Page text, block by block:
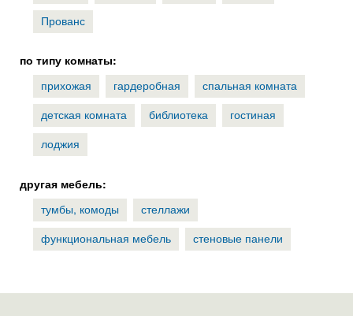
Прованс
по типу комнаты:
прихожая
гардеробная
спальная комната
детская комната
библиотека
гостиная
лоджия
другая мебель:
тумбы, комоды
стеллажи
функциональная мебель
стеновые панели